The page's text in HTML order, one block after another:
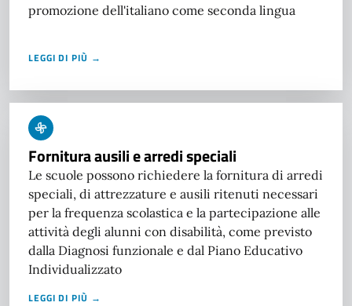
promozione dell'italiano come seconda lingua
LEGGI DI PIÙ →
Fornitura ausili e arredi speciali
Le scuole possono richiedere la fornitura di arredi
speciali, di attrezzature e ausili ritenuti necessari
per la frequenza scolastica e la partecipazione alle
attività degli alunni con disabilità, come previsto
dalla Diagnosi funzionale e dal Piano Educativo
Individualizzato
LEGGI DI PIÙ →